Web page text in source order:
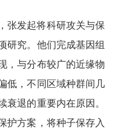
张发起将科研攻关与保
研究。他们完成基因组
，与分布较广的近缘物
低，不同区域种群间几
衰退的重要内在原因。
护方案，将种子保存入